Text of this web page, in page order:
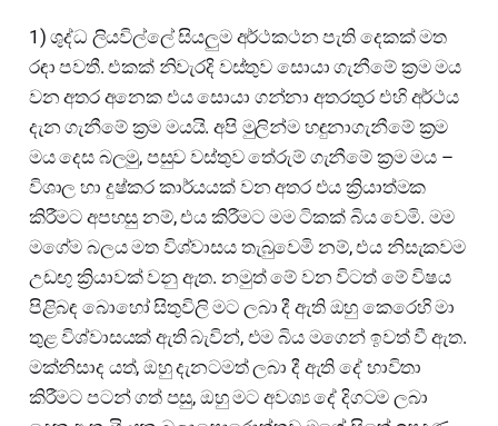
1) ශුද්ධ ලියවිල්ලේ සියලුම අර්ථකථන පැති දෙකක් මත
රඳා පවතී. එකක් නිවැරදි වස්තුව සොයා ගැනීමේ ක්‍රම මය
වන අතර අනෙක එය සොයා ගන්නා අතරතුර එහි අර්ථය
දැන ගැනීමේ ක්‍රම මයයි. අපි මුලින්ම හඳුනාගැනීමේ ක්‍රම
මය දෙස බලමු, පසුව වස්තුව තේරුම් ගැනීමේ ක්‍රම මය –
විශාල හා දුෂ්කර කාර්යයක් වන අතර එය ක්‍රියාත්මක
කිරීමට අපහසු නම්, එය කිරීමට මම ටිකක් බිය වෙමි. මම
මගේම බලය මත විශ්වාසය තැබුවෙමි නම්, එය නිසැකවම
උඩඟු ක්‍රියාවක් වනු ඇත. නමුත් මේ වන විටත් මේ විෂය
පිළිබඳ බොහෝ සිතුවිලි මට ලබා දී ඇති ඔහු කෙරෙහි මා
තුළ විශ්වාසයක් ඇති බැවින්, එම බිය මගෙන් ඉවත් වී ඇත.
මක්නිසාද යත්, ඔහු දැනටමත් ලබා දී ඇති දේ භාවිතා
කිරීමට පටන් ගත් පසු, ඔහු මට අවශ්‍ය දේ දිගටම ලබා